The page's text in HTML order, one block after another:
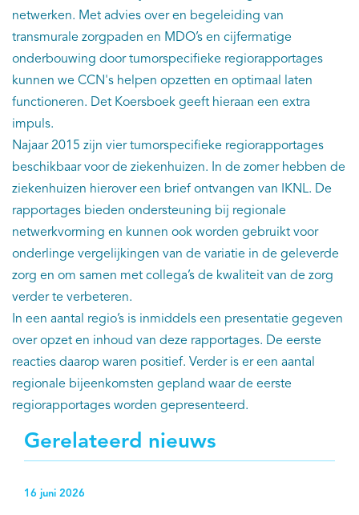
netwerken. Met advies over en begeleiding van
transmurale zorgpaden en MDO’s en cijfermatige
onderbouwing door tumorspecifieke regiorapportages
kunnen we CCN's helpen opzetten en optimaal laten
functioneren. Det Koersboek geeft hieraan een extra
impuls.
Najaar 2015 zijn vier tumorspecifieke regiorapportages
beschikbaar voor de ziekenhuizen. In de zomer hebben de
ziekenhuizen hierover een brief ontvangen van IKNL. De
rapportages bieden ondersteuning bij regionale
netwerkvorming en kunnen ook worden gebruikt voor
onderlinge vergelijkingen van de variatie in de geleverde
zorg en om samen met collega’s de kwaliteit van de zorg
verder te verbeteren.
In een aantal regio’s is inmiddels een presentatie gegeven
over opzet en inhoud van deze rapportages. De eerste
reacties daarop waren positief. Verder is er een aantal
regionale bijeenkomsten gepland waar de eerste
regiorapportages worden gepresenteerd.
Gerelateerd nieuws
16 juni 2026